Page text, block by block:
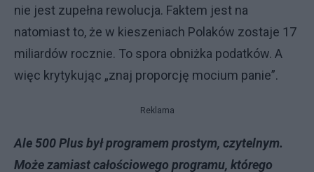
nie jest zupełna rewolucja. Faktem jest na
natomiast to, że w kieszeniach Polaków zostaje 17
miliardów rocznie. To spora obniżka podatków. A
więc krytykując „znaj proporcję mocium panie”.
Reklama
Ale 500 Plus był programem prostym, czytelnym.
Może zamiast całościowego programu, którego